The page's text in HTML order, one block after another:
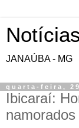
JANAÚBA - MG
quarta-feira,
Ibicaraí: